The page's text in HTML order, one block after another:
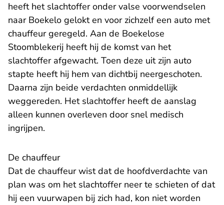
heeft het slachtoffer onder valse voorwendselen
naar Boekelo gelokt en voor zichzelf een auto met
chauffeur geregeld. Aan de Boekelose
Stoomblekerij heeft hij de komst van het
slachtoffer afgewacht. Toen deze uit zijn auto
stapte heeft hij hem van dichtbij neergeschoten.
Daarna zijn beide verdachten onmiddellijk
weggereden. Het slachtoffer heeft de aanslag
alleen kunnen overleven door snel medisch
ingrijpen.
De chauffeur
Dat de chauffeur wist dat de hoofdverdachte van
plan was om het slachtoffer neer te schieten of dat
hij een vuurwapen bij zich had, kon niet worden